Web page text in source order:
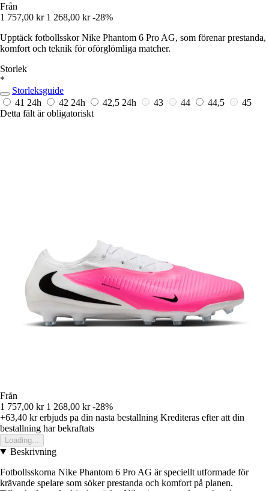
Från
1 757,00 kr 1 268,00 kr -28%
Upptäck fotbollsskor Nike Phantom 6 Pro AG, som förenar prestanda,
komfort och teknik för oförglömliga matcher.
Storlek
*
Storleksguide
41 24h 42 24h 42,5 24h 43 44 44,5
45
Detta fält är obligatoriskt
Från
1 757,00 kr 1 268,00 kr -28%
+63,40 krerbjuds pa din nasta bestallning Krediteras efter att din
bestallning har bekraftats
Loading...
Beskrivning
Fotbollsskorna Nike Phantom 6 Pro AG är speciellt utformade för
krävande spelare som söker prestanda och komfort på planen.